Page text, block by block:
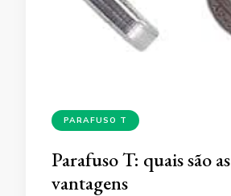
PARAFUSO T
Parafuso T: quais são as
vantagens